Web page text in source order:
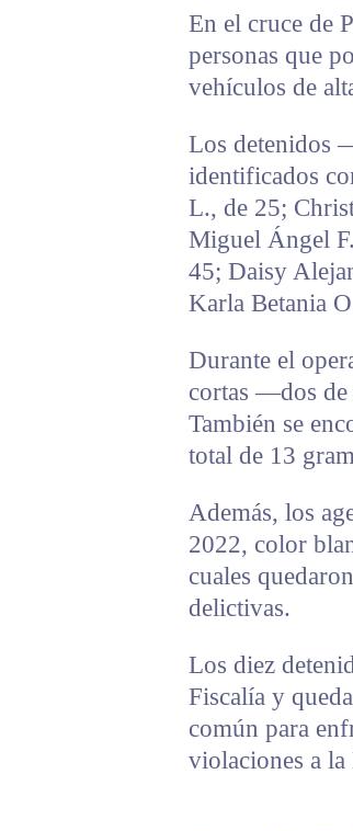
En el cruce de
personas que
vehículos de
Los detenidos
identificados
L., de 25;
Miguel Ángel
45; Daisy
Karla Betania
Durante el
cortas —dos de
También se
total de 13
Además, los
2022, color
cuales
delictivas.
Los diez
Fiscalía y
común para
violaciones a